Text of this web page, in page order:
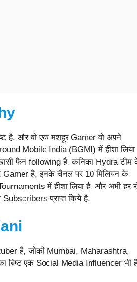
है. और वो एक मशहूर Gamer वो अपने
Mobile India (BGMI) में हीशा लिया
फैन following है. कनिका Hydra टीम
है, इनके चैनल पर 10 मिलियन के
में हीशा लिया है. और अभी हर
प्राप्त किये है.
है, जोकी Mumbai, Maharashtra,
बिष्ट एक Social Media Influencer भी